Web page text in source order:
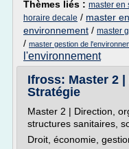
Thèmes liés : master en
horaire decale / master
environnement / master
/ master gestion de
l'environnement
Ifross: Master 2
Stratégie
Master 2 | Direction,
structures sanitaires,
Droit, économie,